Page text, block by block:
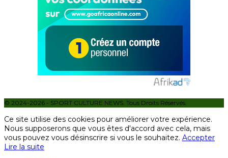
© 2024-2026 - SPORT CULTURE NEWS. Tous Droits Réservés.
Ce site utilise des cookies pour améliorer votre expérience.
Nous supposerons que vous êtes d'accord avec cela, mais
vous pouvez vous désinscrire si vous le souhaitez. Accepter
Lire la suite